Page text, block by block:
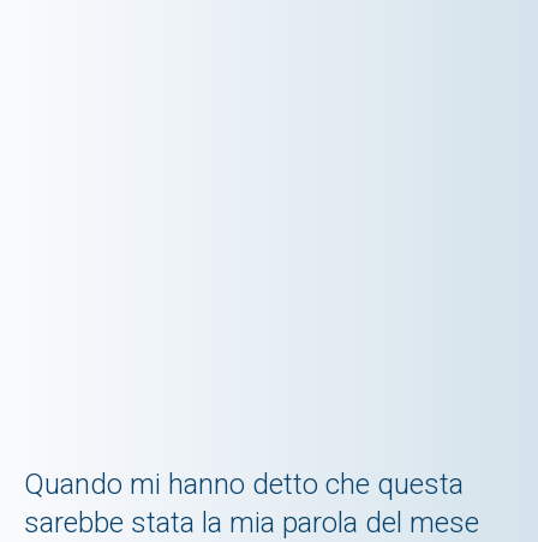
Quando mi hanno detto che questa
sarebbe stata la mia parola del mese